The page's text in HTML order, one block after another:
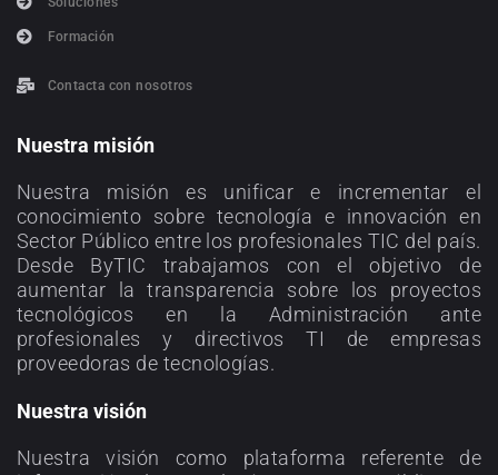
Formación
Contacta con nosotros
Nuestra misión
Nuestra misión es unificar e incrementar el
conocimiento sobre tecnología e innovación en
Sector Público entre los profesionales TIC del país.
Desde ByTIC trabajamos con el objetivo de
aumentar la transparencia sobre los proyectos
tecnológicos en la Administración ante
profesionales y directivos TI de empresas
proveedoras de tecnologías.
Nuestra visión
Nuestra visión como plataforma referente de